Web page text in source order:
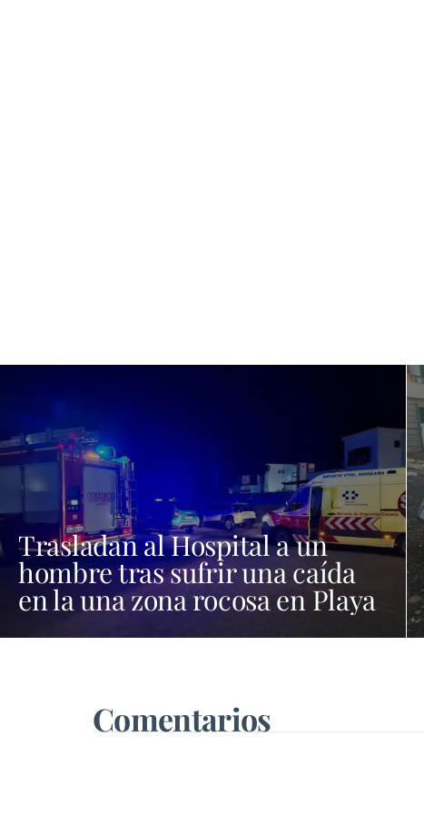
Trasladan al Hospital a un
hombre tras sufrir una caída
en la una zona rocosa en Playa
Comentarios